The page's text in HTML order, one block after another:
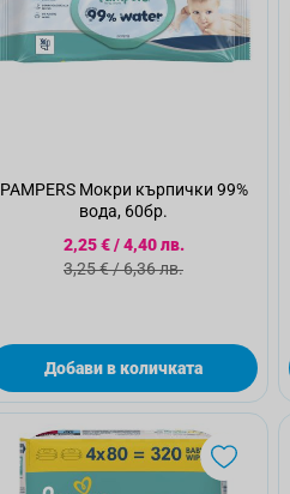
PAMPERS Мокри кърпички 99%
вода, 60бр.
Специална цена
2,25 €/4,40 лв.
Стандартна цена
3,25 €/6,36 лв.
Добави в количката